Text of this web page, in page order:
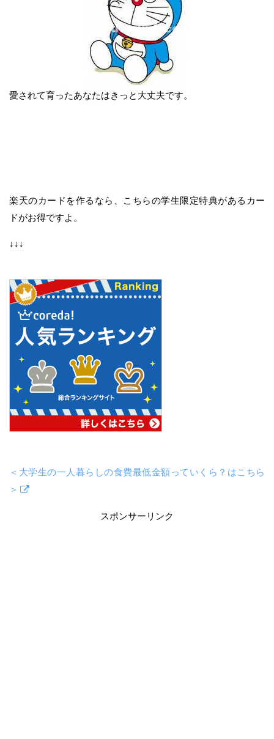
愛されて育ったあなたはきっと大丈夫です。
楽天のカードを作るなら、こちらの学生限定特典があるカー
ドがお得ですよ。
↓↓↓
＜大学生の一人暮らしの食費最低金額っていくら？はこちら
＞
スポンサーリンク